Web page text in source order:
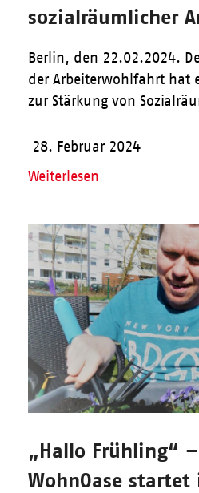
sozialräumlicher
Berlin, den 22.02.2024.
der Arbeiterwohlfahrt hat
zur Stärkung von
28. Februar 2024
Weiterlesen
„Hallo Frühling“
WohnOase